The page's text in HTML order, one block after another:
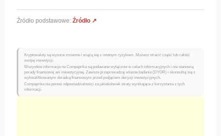
Źródło podstawowe: Źródło ↗
Kryptowaluty są wysoce zmienne i wiążą się z istotnym ryzykiem. Możesz stracić część lub całość
swojej inwestycji.
Wszystkie informacje na Coinpaprika są podawane wyłącznie w celach informacyjnych i nie stanowią
porady finansowej ani inwestycyjnej. Zawsze przeprowadzaj własne badania (DYOR) i skonsultuj się z
wykwalifikowanym doradcą finansowym przed podjęciem decyzji inwestycyjnych.
Coinpaprika nie ponosi odpowiedzialności za jakiekolwiek straty wynikające z korzystania z tych
informacji.